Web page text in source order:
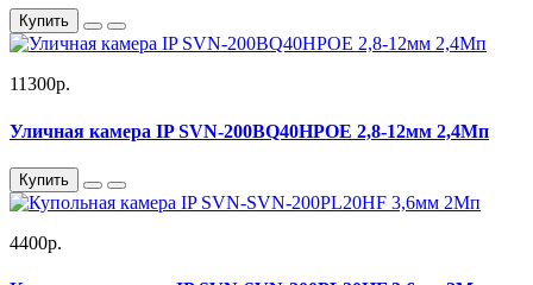
Купить
11300р.
Уличная камера IP SVN-200BQ40HPOE 2,8-12мм 2,4Мп
Купить
4400р.